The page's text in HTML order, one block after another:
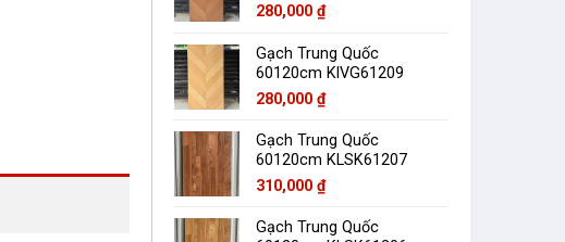
280,000 ₫
Gạch Trung Quốc
60120cm KlVG61209
280,000 ₫
Gạch Trung Quốc
60120cm KLSK61207
310,000 ₫
Gạch Trung Quốc